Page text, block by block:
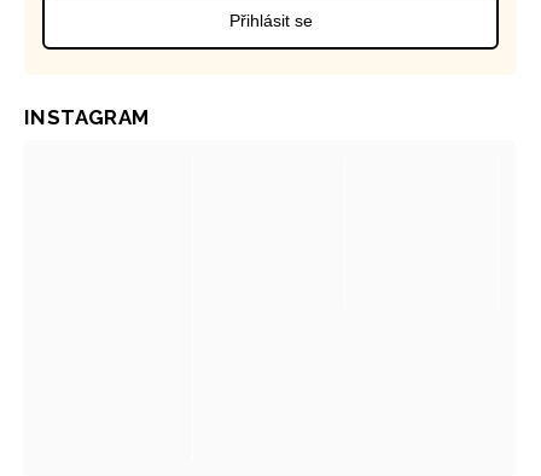
Přihlásit se
INSTAGRAM